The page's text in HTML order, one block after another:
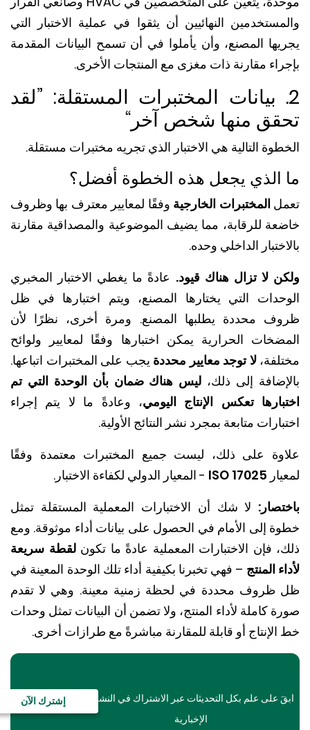
النهائيين أن يثقوا في عملية الاختبار التي
المصنع، وأن يأملوا في أن تسمح البيانات المقدمة
مقارنة ذات مغزى مع المنتجات الأخرى.
بيانات المختبرات المستقلة: ”لقد
منها شخص آخر“
التالية هي الاختبار الذي تجريه مختبرات مستقلة.
الذي يجعل هذه الخطوة أفضل؟
المختبرات الخارجيةوفقًا لمعايير معترف بها وظروف
للرقابة، مما يضيف الموضوعية والمصداقية مقارنة
الداخلي وحده.
لا تزال هناك قيود. عادةً ما يغطي الاختبار المخبري
التي يختارها المصنع، ويتم اختبارها في ظل
محددة يطلبها المصنع. ومرة أخرى، نظرًا لأن
الحرارية يمكن اختبارها وفقًا لمعايير ولوائح
لا توجد معايير محددةيجب على المختبرات اتباعها.
إلى ذلك،ليس هناك ضمان بأن الوحدة التي تم
تعكس الإنتاج اليومي، وعادةً ما لا يتم إجراء
متابعة بمجرد نشر النتائج الأولية.
على ذلك، ليست جميع المختبرات معتمدة وفقًا
ISO 17025- المعيار الدولي لكفاءة الاختبار.
لا شك أن الاختبارات المعملية المستقلة تمثل
إلى الأمام في الحصول على بيانات أداء موثوقة. ومع
فإن الاختبارات المعملية عادةً ما تكونلقطة سريعة
المنتج– فهي تخبرنا بكيفية أداء تلك الوحدة المعينة في
محددة في لحظة زمنية معينة. وهي لا تقدم
كاملة لأداء المنتج، ولا تضمن أن البيانات تمثل وحدات
أو قابلة للمقارنة مباشرةً مع طرازات أخرى.
على علم بكل التحديثات عبر الاشتراك في النشرة
الإخبارية
إشترك الآن